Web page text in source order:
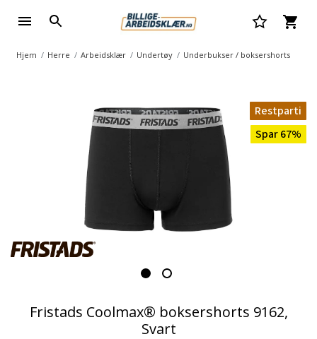
Hjem Herre Arbeidsklær Undertøy Underbukser / boksershorts
Restparti
Spar 67%
Fristads Coolmax® boksershorts 9162,
Svart